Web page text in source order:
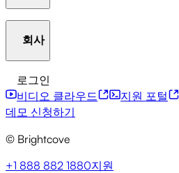
트리밍
개발자 API
비스
통합 사회적 통합
Beacon Studio
미디어 수익화
판매 직원 지원
방송사 의료 및 제약
Brightcove Academy
회사
브라이트코브에 관하여
프레스룸 뉴스레터
로그인
비디오 클라우드
지원 포털
데모 신청하기
© Brightcove
+1 888 882 1880지원